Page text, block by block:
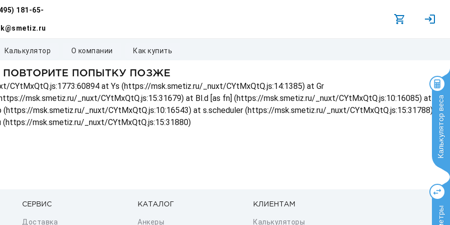
Калькулятор веса
181-65-
калькулятор о компании как купить
ПОПЫТКУ ПОЗЖЕ
at Ys (https://msk.smetiz.ru/_nuxt/CYtMxQtQ.js:14:1385) at Gr
msk.smetiz.ru/_nuxt/CYtMxQtQ.js:15:31679) at Bl.d [as fn] (https://msk.smetiz.ru/_nuxt/CYtMxQtQ.js:10:16085) at
msk.smetiz.ru/_nuxt/CYtMxQtQ.js:10:16543) at s.scheduler (https://msk.smetiz.ru/_nuxt/CYtMxQtQ.js:15:31788) at
msk.smetiz.ru/_nuxt/CYtMxQtQ.js:15:31880)
СЕРВИС
Доставка
КАТАЛОГ
Анкеры
КЛИЕНТАМ
Калькуляторы